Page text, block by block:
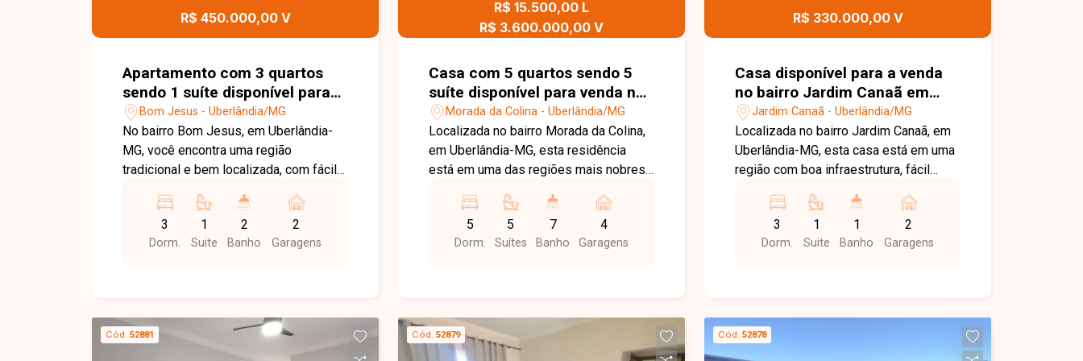
excelente oportunidade para quem
morar, em uma região em constante
valorização de Uberlândia. Entre em
contato e agende sua visita!
até 02 veículos. O proprietário ainda
dispõe de mais 02 vagas, que podem
haja interesse. Esta é uma excelente
oportunidade para quem busca um
apartamento moderno, bem localizado
e pronto para morar no bairro Novo
Mundo. Agende uma visita e venha
conhecer todos os detalhes deste
conhecer todos os detalhes deste
R$ 450.000,00 V
Apartamento com 3 quartos
sendo 1 suíte disponível para
venda no bairro Bom Jesus em
Uberlândia-MG
Bom Jesus - Uberlândia/MG
No bairro Bom Jesus, em Uberlândia-
MG, você encontra uma região
tradicional e bem localizada, com fácil
avenidas da cidade, além de contar com
ampla infraestrutura de comércios,
escolas, supermercados, farmácias e
composta por sala ampla, 3 quartos,
sendo 1 suíte, banheiro social, cozinha,
3
Dorm.
1
Suite
2
Banho
2
Garagens
R$ 15.500,00 L
R$ 3.600.000,00 V
Casa com 5 quartos sendo 5
suíte disponível para venda no
bairro Morada da Colina em
Uberlândia-MG
Morada da Colina - Uberlândia/MG
Localizada no bairro Morada da Colina,
em Uberlândia-MG, esta residência
está em uma das regiões mais nobres
infraestrutura completa, fácil acesso às
principais vias e proximidade com
escolas, supermercados, restaurantes,
vida para quem busca exclusividade e
conforto. Implantada em um terreno de
5
Dorm.
5
Suítes
7
Banho
4
Garagens
R$ 330.000,00 V
Casa disponível para a venda
no bairro Jardim Canaã em
Uberlândia-MG
Jardim Canaã - Uberlândia/MG
Localizada no bairro Jardim Canaã, em
Uberlândia-MG, esta casa está em uma
região com boa infraestrutura, fácil
próxima a supermercados, escolas,
farmácias, comércios e diversos
serviços, oferecendo praticidade e
construída. A casa principal é composta
por sala, copa, cozinha, 03 quartos,
3
Dorm.
1
Suite
1
Banho
2
Garagens
Cód. 52881 Cód. 52879 Cód. 52878